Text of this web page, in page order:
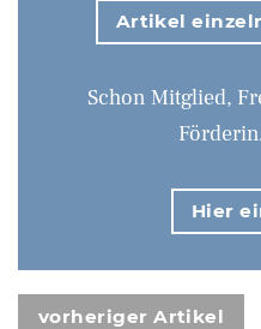
Artikel
Schon Mitglied,
Hier
vorheriger Artikel